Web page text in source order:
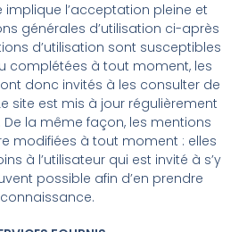
implique l’acceptation pleine et
générales d’utilisation ci-après
d’utilisation sont susceptibles
complétées à tout moment, les
donc invités à les consulter de
site est mis à jour régulièrement
De la même façon, les mentions
modifiées à tout moment : elles
à l’utilisateur qui est invité à s’y
possible afin d’en prendre
connaissance.